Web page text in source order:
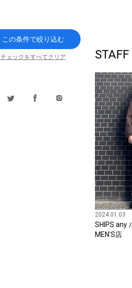
2024.01.03
SHIPS any
MEN'S店
この条件で絞り込む
チェックをすべてクリア